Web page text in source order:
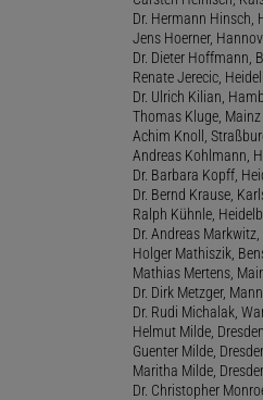
Dr. Hermann Hinsch,
Jens Hoerner,
Dr. Dieter Hoffmann,
Renate Jerecic,
Dr. Ulrich Kilian,
Thomas Kluge, Mainz
Achim Knoll,
Andreas Kohlmann,
Dr. Barbara Kopff,
Dr. Bernd Krause,
Ralph Kühnle,
Dr. Andreas
Holger Mathiszik,
Mathias Mertens,
Dr. Dirk Metzger,
Dr. Rudi Michalak,
Helmut Milde,
Guenter Milde,
Maritha Milde,
Dr. Christopher